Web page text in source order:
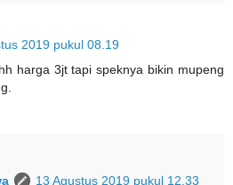
2019 pukul 08.19
harga 3jt tapi speknya bikin mupeng
13 Agustus 2019 pukul 12.33